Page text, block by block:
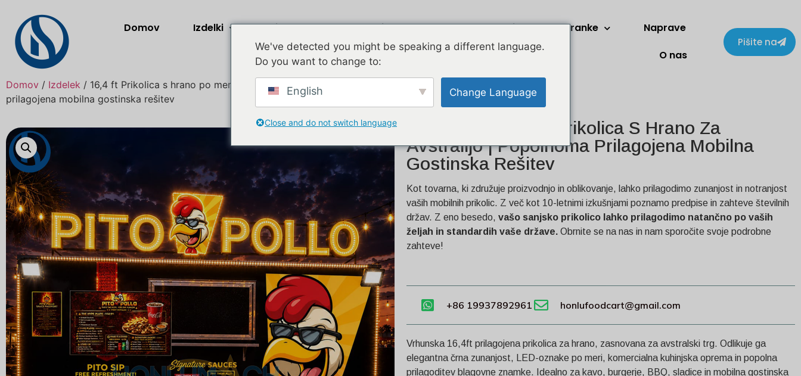
Domov Izdelki Airstream Pocinkano Dve zgodbi Stranke
Naprave
O nas
Pišite na
Domov / Izdelek / 16,4 ft Prikolica s hrano po meri za Avstralijo | Popolnoma
prilagojena mobilna gostinska rešitev
16,4ft Prilagojena Prikolica S Hrano Za
Avstralijo | Popolnoma Prilagojena Mobilna
Gostinska Rešitev
Kot tovarna, ki združuje proizvodnjo in oblikovanje, lahko prilagodimo zunanjost in notranjost
vaših mobilnih prikolic. Z več kot 10-letnimi izkušnjami poznamo predpise in zahteve številnih
držav. Z eno besedo, vašo sanjsko prikolico lahko prilagodimo natančno po vaših
željah in standardih vaše države. Obrnite se na nas in nam sporočite svoje podrobne
zahteve!
+86 19937892961 honlufoodcart@gmail.com
Vrhunska 16,4ft prilagojena prikolica za hrano, zasnovana za avstralski trg. Odlikuje ga
elegantna črna zunanjost, LED-oznake po meri, komercialna kuhinjska oprema in popolna
prilagoditev blagovne znamke. Idealno za kavo, burgerje, BBQ, sladice in mobilna gostinska
We've detected you might be speaking a different language.
Do you want to change to:
English Change Language
Close and do not switch language